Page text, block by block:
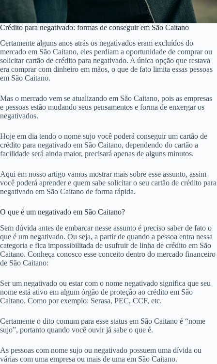
Crédito para negativado: formas de conseguir em São Caitano
Certamente alguns anos atrás os negativados eram excluídos do
mercado em São Caitano, eles perdiam a oportunidade de comprar ou
solicitar cartão de crédito para negativado. A única opção que restava
era comprar com dinheiro em mãos, o que de fato limita essas pessoas
em São Caitano.
Mas o mercado vem se atualizando em São Caitano, pois as empresas
e pessoas estão mudando seus pensamentos e forma de enxergar os
negativados.
Hoje em dia tendo o nome sujo você poderá conseguir um cartão de
crédito para negativado em São Caitano, dependendo do cartão a
facilidade será ainda maior, precisará apenas de alguns minutos.
Aqui em nosso artigo vamos mostrar mais sobre esse assunto, assim
você poderá aprender e quem sabe solicitar o seu cartão de crédito para
negativado em São Caitano de forma rápida.
O que é um negativado em São Caitano?
Sem dúvida antes de embarcar nesse assunto é preciso saber de fato o
que é um negativado. Ou seja, a partir de quando a pessoa entra nessa
categoria e fica impossibilitada de usufruir de linha de crédito em São
Caitano. Conheça conosco esse conceito dentro do mercado financeiro
de São Caitano:
Ser um negativado ou estar com o nome negativado significa que seu
nome está ativo em algum órgão de proteção ao crédito em São
Caitano. Como por exemplo: Serasa, PEC, CCF, etc.
Certamente o dito comum para esse status em São Caitano é “nome
sujo”, portanto quando você ouvir já sabe o que é.
As pessoas com nome sujo ou negativado possuem uma dívida ou
várias com uma empresa ou mais de uma em São Caitano.